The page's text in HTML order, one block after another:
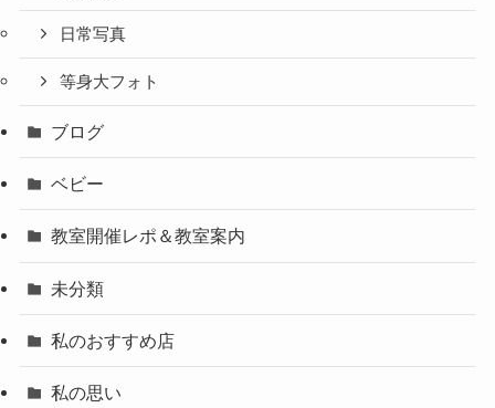
日常写真
等身大フォト
ブログ
ベビー
教室開催レポ＆教室案内
未分類
私のおすすめ店
私の思い